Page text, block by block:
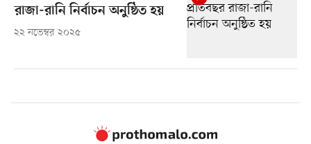
রাজা-রানি নির্বাচন অনুষ্ঠিত হয়
২২ নভেম্বর ২০২৫